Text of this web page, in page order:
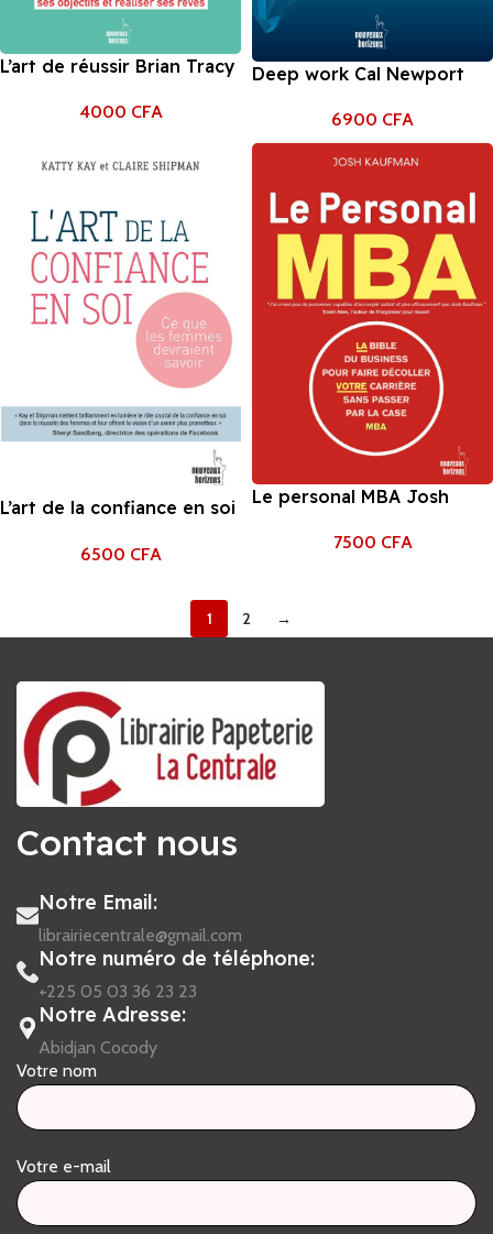
L’art de réussir Brian Tracy
4000 CFA
Deep work Cal Newport
6900 CFA
L’art de la confiance en soi
6500 CFA
Le personal MBA Josh
7500 CFA
1 2 →
Contact nous
Notre Email:
librairiecentrale@gmail.com
Notre numéro de téléphone:
+225 05 03 36 23 23
Notre Adresse:
Abidjan Cocody
Votre nom
Votre e-mail